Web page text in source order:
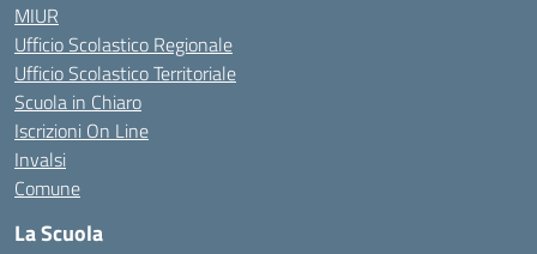
MIUR
Ufficio Scolastico Regionale
Ufficio Scolastico Territoriale
Scuola in Chiaro
Iscrizioni On Line
Invalsi
Comune
La Scuola